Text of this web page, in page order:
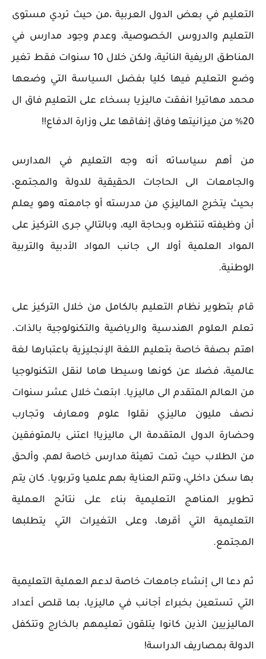
التعليم في بعض الدول العربية ،من حيث تردي مستوى
التعليم والدروس الخصوصية، وعدم وجود مدارس في
المناطق الريفية النائية، ولكن خلال 10 سنوات فقط تغير
وضع التعليم فيها كليا بفضل السياسة التي وضعها
محمد مهاتير! انفقت ماليزيا بسخاء على التعليم فاق ال
20% من ميزانيتها وفاق إنفاقها على وزارة الدفاع!!
من أهم سياساته أنه وجه التعليم في المدارس
والجامعات الى الحاجات الحقيقية للدولة والمجتمع،
بحيث يتخرج الماليزي من مدرسته أو جامعته وهو يعلم
أن وظيفته تنتظره وبحاجة اليه، وبالتالي جرى التركيز على
المواد العلمية أولا الى جانب المواد الأدبية والتربية
الوطنية.
قام بتطوير نظام التعليم بالكامل من خلال التركيز على
تعلم العلوم الهندسية والرياضية والتكنولوجية بالذات.
اهتم بصفة خاصة بتعليم اللغة الإنجليزية باعتبارها لغة
عالمية، فضلا عن كونها وسيطا هاما لنقل التكنولوجيا
من العالم المتقدم الى ماليزيا. ابتعث خلال عشر سنوات
نصف مليون ماليزي نقلوا علوم ومعارف وتجارب
وحضارة الدول المتقدمة الى ماليزيا! اعتنى بالمتوفقين
من الطلاب حيث تمت تهيئة مدارس خاصة لهم، وألحق
بها سكن داخلي، وتتم العناية بهم علميا وتربويا. كان يتم
تطوير المناهج التعليمية بناء على نتائج العملية
التعليمية التي أقرها، وعلى التغيرات التي يتطلبها
المجتمع.
ثم دعا الى إنشاء جامعات خاصة لدعم العملية التعليمية
التي تستعين بخبراء أجانب في ماليزيا، بما قلص أعداد
الماليزيين الذين كانوا يتلقون تعليمهم بالخارج وتتكفل
الدولة بمصاريف الدراسة!